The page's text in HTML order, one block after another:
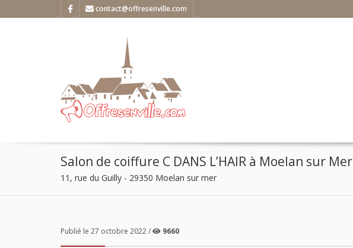
contact@offresenville.com
Salon de coiffure C DANS L’HAIR à Moelan sur Mer
11, rue du Guilly - 29350 Moelan sur mer
Publié le 27 octobre 2022 / 9660